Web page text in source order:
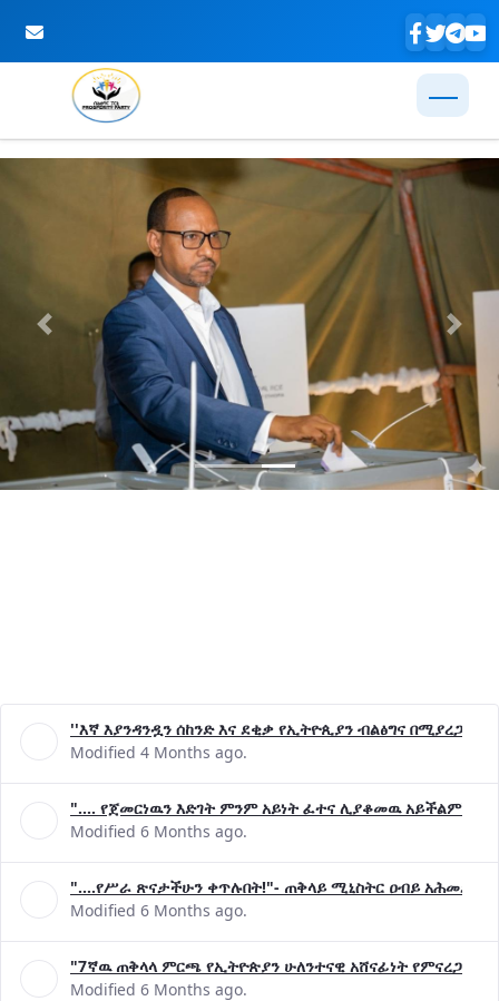
Skip to Main Content
Previous Next
''እኛ እያንዳንዷን ሰከንድ እና ደቂቃ የኢትዮጲያን ብልፅግና
Modified 4 Months ago.
".... የጀመርነዉን እድገት ምንም አይነት ፈተና ሊያቆመዉ አይችልም"-
Modified 6 Months ago.
"....የሥራ ጽናታችሁን ቀጥሉበት!"- ጠቅላይ ሚኒስትር ዐብይ አሕመድ (ዶ/
Modified 6 Months ago.
"7ኛዉ ጠቅላላ ምርጫ የኢትዮጵያን ሁለንተናዊ አሸናፊነት
Modified 6 Months ago.